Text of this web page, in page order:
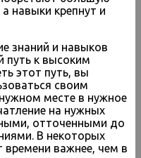
навыки крепнут и
знаний и навыков
путь к высоким
этот путь, вы
своим
месте в нужное
на нужных
отточенными до
В некоторых
времени важнее, чем в